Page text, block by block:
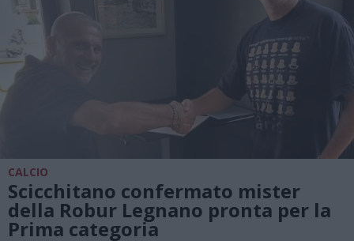
CALCIO
Scicchitano confermato mister
della Robur Legnano pronta per la
Prima categoria